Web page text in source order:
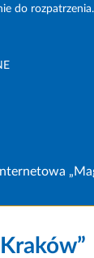
do rozpatrzenia.